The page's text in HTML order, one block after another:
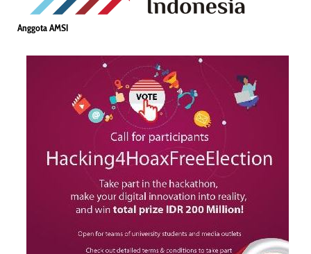
Anggota AMSI